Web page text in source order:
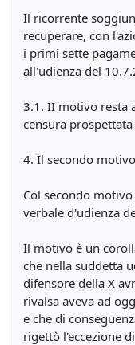
Il ricorrente
recuperare, con
i primi sette
all'udienza del
3.1. II motivo resta
censura
4. Il secondo
Col secondo
verbale d'udienza
Il motivo è un
che nella suddetta
difensore della X
rivalsa aveva ad
e che di
rigettò l'eccezione